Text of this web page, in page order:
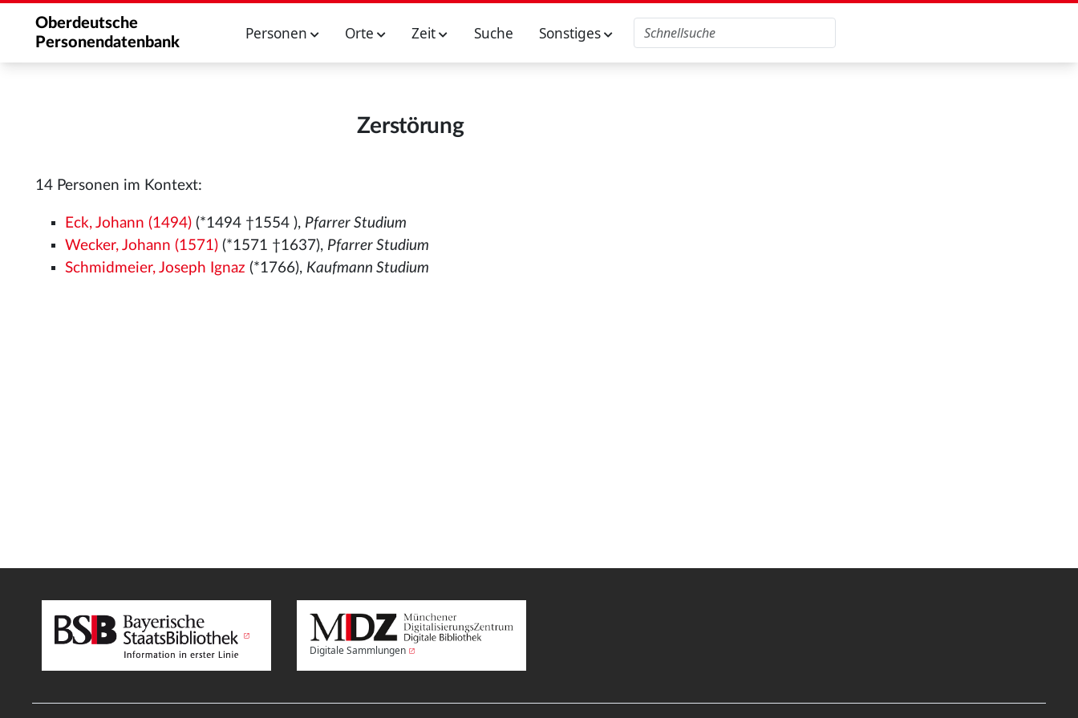
Oberdeutsche
Personendatenbank
Personen Orte Zeit Suche Sonstiges
Zerstörung
14 Personen im Kontext:
Eck, Johann (1494) (*1494 †1554 ), Pfarrer Studium
Wecker, Johann (1571) (*1571 †1637), Pfarrer Studium
Schmidmeier, Joseph Ignaz (*1766), Kaufmann Studium
Digitale Sammlungen